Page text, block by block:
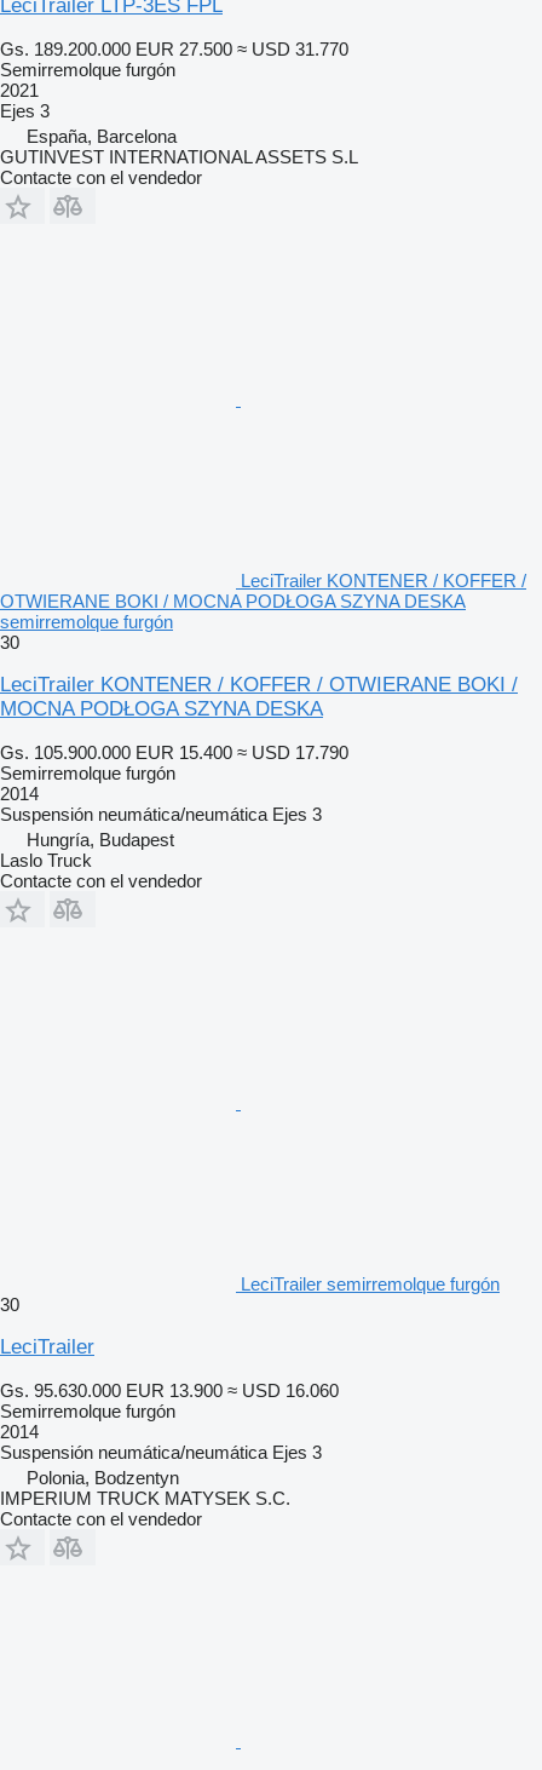
LeciTrailer LTP-3ES FPL
Gs. 189.200.000 EUR 27.500 ≈ USD 31.770
Semirremolque furgón
2021
Ejes 3
España, Barcelona
GUTINVEST INTERNATIONAL ASSETS S.L
Contacte con el vendedor
LeciTrailer KONTENER / KOFFER /
OTWIERANE BOKI / MOCNA PODŁOGA SZYNA DESKA
semirremolque furgón
30
LeciTrailer KONTENER / KOFFER / OTWIERANE BOKI /
MOCNA PODŁOGA SZYNA DESKA
Gs. 105.900.000 EUR 15.400 ≈ USD 17.790
Semirremolque furgón
2014
Suspensión neumática/neumática Ejes 3
Hungría, Budapest
Laslo Truck
Contacte con el vendedor
LeciTrailer semirremolque furgón
30
LeciTrailer
Gs. 95.630.000 EUR 13.900 ≈ USD 16.060
Semirremolque furgón
2014
Suspensión neumática/neumática Ejes 3
Polonia, Bodzentyn
IMPERIUM TRUCK MATYSEK S.C.
Contacte con el vendedor